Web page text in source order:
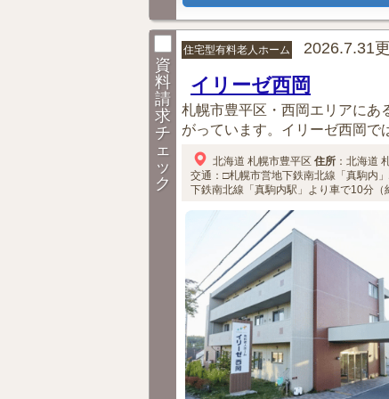
資
料
請
求
チ
ェ
ッ
ク
住宅型有料老人ホーム 2026.7.31
イリーゼ西岡
札幌市豊平区・西岡エリアにあ
がっています。イリーゼ西岡で
北海道 札幌市豊平区 住所 ： 北海道
交通：□札幌市営地下鉄南北線「真駒内
下鉄南北線「真駒内駅」より車で10分（